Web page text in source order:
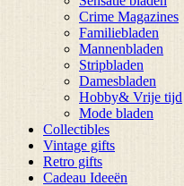
Crime Magazines
Familiebladen
Mannenbladen
Stripbladen
Damesbladen
Hobby& Vrije tijd
Mode bladen
Collectibles
Vintage gifts
Retro gifts
Cadeau Ideeën